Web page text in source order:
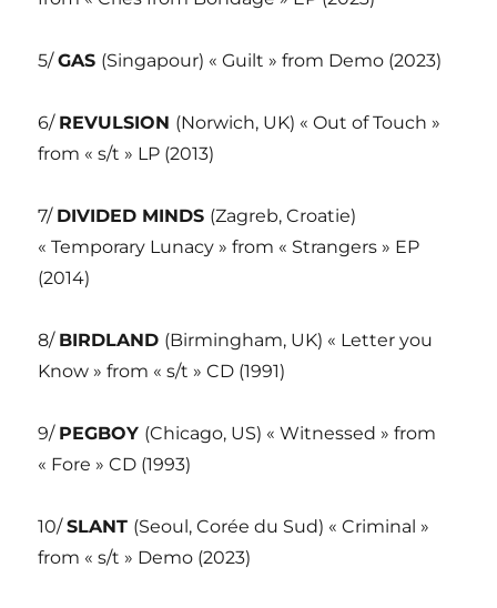
5/GAS (Singapour) « Guilt » from Demo (2023)
6/ REVULSION (Norwich, UK) « Out of Touch »
from « s/t » LP (2013)
7/ DIVIDED MINDS (Zagreb, Croatie)
« Temporary Lunacy » from « Strangers » EP
(2014)
8/ BIRDLAND (Birmingham, UK) « Letter you
Know » from « s/t » CD (1991)
9/ PEGBOY (Chicago, US) « Witnessed » from
« Fore » CD (1993)
10/SLANT (Seoul, Corée du Sud) « Criminal »
from « s/t » Demo (2023)